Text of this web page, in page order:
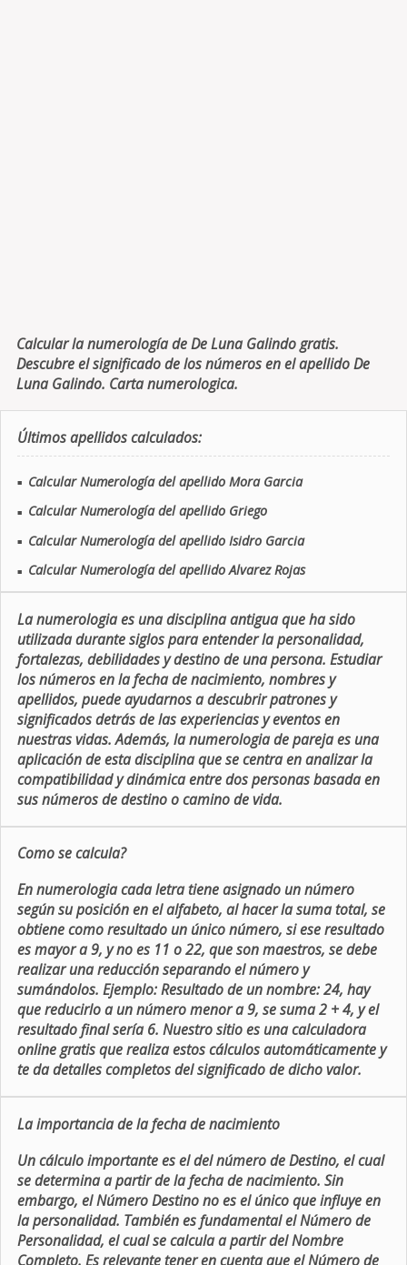
Calcular la numerología de De Luna Galindo gratis.
Descubre el significado de los números en el apellido De
Luna Galindo. Carta numerologica.
Últimos apellidos calculados:
■ Calcular Numerología del apellido Mora Garcia
■ Calcular Numerología del apellido Griego
■ Calcular Numerología del apellido Isidro Garcia
■ Calcular Numerología del apellido Alvarez Rojas
La numerologia es una disciplina antigua que ha sido
utilizada durante siglos para entender la personalidad,
fortalezas, debilidades y destino de una persona. Estudiar
los números en la fecha de nacimiento, nombres y
apellidos, puede ayudarnos a descubrir patrones y
significados detrás de las experiencias y eventos en
nuestras vidas. Además, la numerologia de pareja es una
aplicación de esta disciplina que se centra en analizar la
compatibilidad y dinámica entre dos personas basada en
sus números de destino o camino de vida.
Como se calcula?
En numerologia cada letra tiene asignado un número
según su posición en el alfabeto, al hacer la suma total, se
obtiene como resultado un único número, si ese resultado
es mayor a 9, y no es 11 o 22, que son maestros, se debe
realizar una reducción separando el número y
sumándolos. Ejemplo: Resultado de un nombre: 24, hay
que reducirlo a un número menor a 9, se suma 2 + 4, y el
resultado final sería 6. Nuestro sitio es una calculadora
online gratis que realiza estos cálculos automáticamente y
te da detalles completos del significado de dicho valor.
La importancia de la fecha de nacimiento
Un cálculo importante es el del número de Destino, el cual
se determina a partir de la fecha de nacimiento. Sin
embargo, el Número Destino no es el único que influye en
la personalidad. También es fundamental el Número de
Personalidad, el cual se calcula a partir del Nombre
Completo. Es relevante tener en cuenta que el Número de